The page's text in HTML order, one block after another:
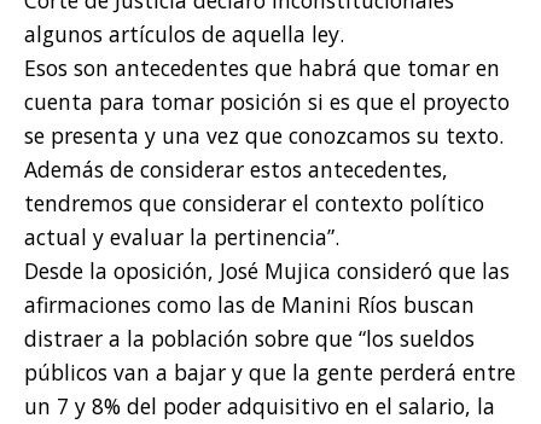
algunos artículos de aquella ley.
Esos son antecedentes que habrá que tomar en
cuenta para tomar posición si es que el proyecto
se presenta y una vez que conozcamos su texto.
Además de considerar estos antecedentes,
tendremos que considerar el contexto político
actual y evaluar la pertinencia”.
Desde la oposición, José Mujica consideró que las
afirmaciones como las de Manini Ríos buscan
distraer a la población sobre que “los sueldos
públicos van a bajar y que la gente perderá entre
un 7 y 8% del poder adquisitivo en el salario, la